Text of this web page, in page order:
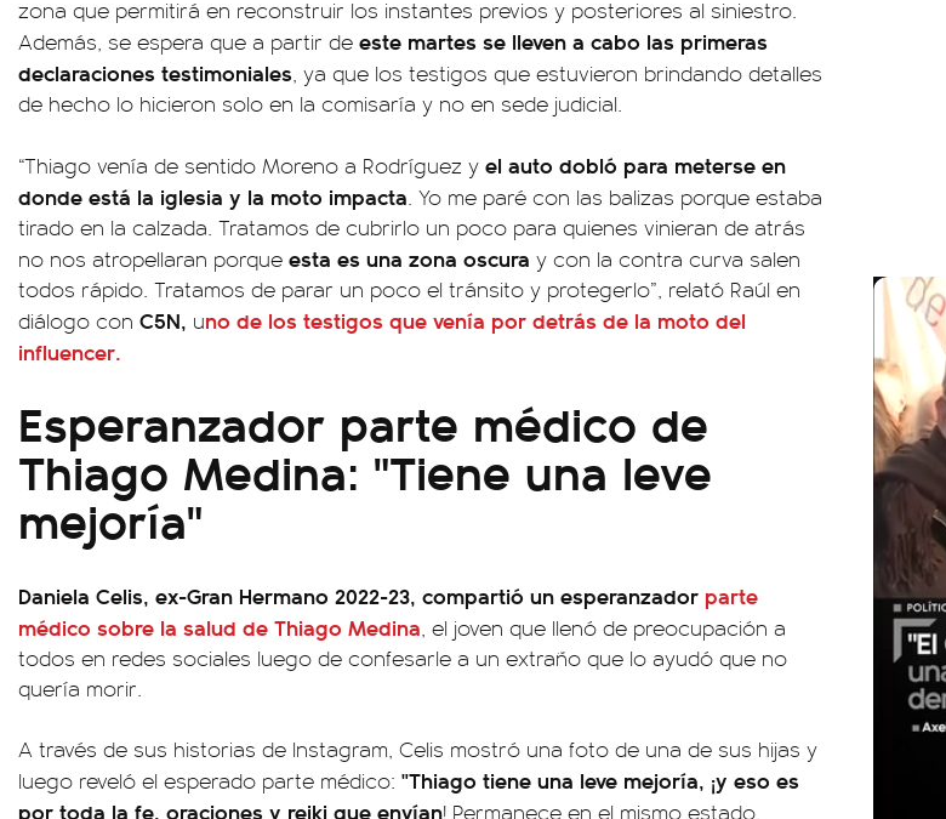
zona que permitirá en reconstruir los instantes previos y posteriores al siniestro.
Además, se espera que a partir de este martes se lleven a cabo las primeras
declaraciones testimoniales, ya que los testigos que estuvieron brindando detalles
de hecho lo hicieron solo en la comisaría y no en sede judicial.
“Thiago venía de sentido Moreno a Rodríguez y el auto dobló para meterse en
donde está la iglesia y la moto impacta. Yo me paré con las balizas porque estaba
tirado en la calzada. Tratamos de cubrirlo un poco para quienes vinieran de atrás
no nos atropellaran porque esta es una zona oscura y con la contra curva salen
todos rápido. Tratamos de parar un poco el tránsito y protegerlo”, relató Raúl en
diálogo con C5N, uno de los testigos que venía por detrás de la moto del
influencer.
Esperanzador parte médico de
Thiago Medina: "Tiene una leve
mejoría"
Daniela Celis, ex-Gran Hermano 2022-23, compartió un esperanzador parte
médico sobre la salud de Thiago Medina, el joven que llenó de preocupación a
todos en redes sociales luego de confesarle a un extraño que lo ayudó que no
quería morir.
A través de sus historias de Instagram, Celis mostró una foto de una de sus hijas y
luego reveló el esperado parte médico: "Thiago tiene una leve mejoría, ¡y eso es
por toda la fe, oraciones y reiki que envían! Permanece en el mismo estado,